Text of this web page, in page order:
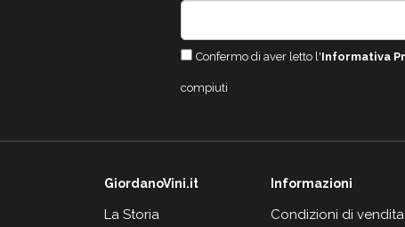
Confermo di aver letto l'Informativa
compiuti
GiordanoVini.it
La Storia
Informazioni
Condizioni di vendita